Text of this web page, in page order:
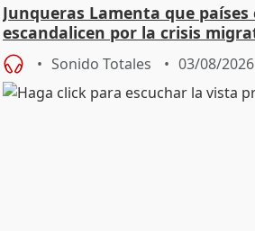
Junqueras Lamenta que
escandalicen por la crisis
Sonido Totales 03/08/2026